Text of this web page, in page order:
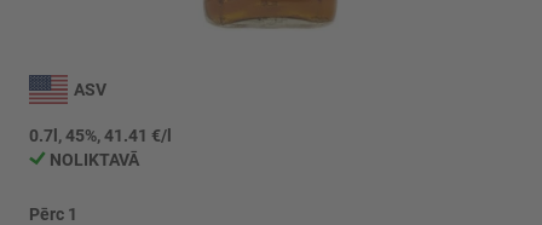
uz
galerijas
sākumu
ASV
0.7l, 45%, 41.41 €/l
NOLIKTAVĀ
Pērc 1